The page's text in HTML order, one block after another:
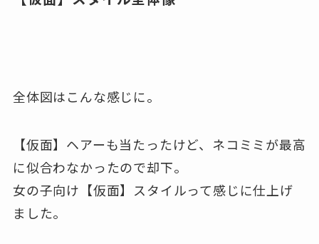
全体図はこんな感じに。
【仮面】ヘアーも当たったけど、ネコミミが最高
に似合わなかったので却下。
女の子向け【仮面】スタイルって感じに仕上げ
ました。